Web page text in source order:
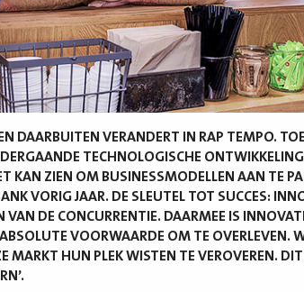
DAARBUITEN VERANDERT IN RAP TEMPO.
TECHNOLOGISCHE
KAN ZIEN OM BUSINESSMODELLEN AAN TE
VORIG JAAR. DE SLEUTEL TOT SUCCES:
VAN DE CONCURRENTIE. DAARMEE IS
VOORWAARDE OM TE OVERLEVEN.
MARKT HUN PLEK WISTEN TE VEROVEREN.